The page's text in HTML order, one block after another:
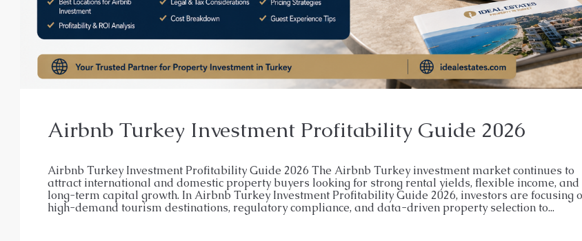
Airbnb Turkey Investment Profitability Guide 2026
Airbnb Turkey Investment Profitability Guide 2026 The Airbnb Turkey investment market continues to
attract international and domestic property buyers looking for strong rental yields, flexible income, and
long-term capital growth. In Airbnb Turkey Investment Profitability Guide 2026, investors are focusing
high-demand tourism destinations, regulatory compliance, and data-driven property selection to...
Оба
1, 2, 3, 4 1, 2, 3 48-205 m²
23107-AG
АПАРТАМЕНТЫ, ДУПЛЕКС С САДОМ, ПЕНТХАУС
Аланья
Оба
1, 2, 3, 4 1, 2, 3 51-158